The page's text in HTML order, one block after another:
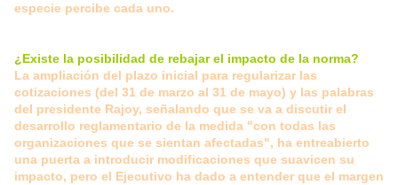
especie percibe cada uno.
¿Existe la posibilidad de rebajar el impacto de la norma?
La ampliación del plazo inicial para regularizar las
cotizaciones (del 31 de marzo al 31 de mayo) y las palabras
del presidente Rajoy, señalando que se va a discutir el
desarrollo reglamentario de la medida "con todas las
organizaciones que se sientan afectadas", ha entreabierto
una puerta a introducir modificaciones que suavicen su
impacto, pero el Ejecutivo ha dado a entender que el margen